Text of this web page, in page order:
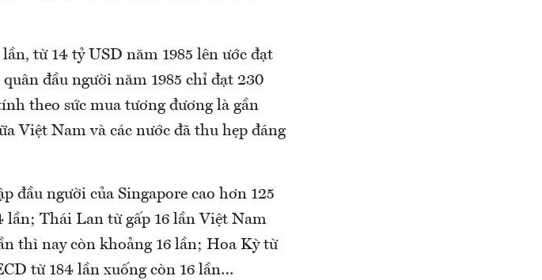
từ 14 tỷ USD năm 1985 lên ước đạt
đầu người năm 1985 chỉ đạt 230
theo sức mua tương đương là gần
Việt Nam và các nước đã thu hẹp đáng
đầu người của Singapore cao hơn 125
Thái Lan từ gấp 16 lần Việt Nam
thì nay còn khoảng 16 lần; Hoa Kỳ từ
từ 184 lần xuống còn 16 lần…